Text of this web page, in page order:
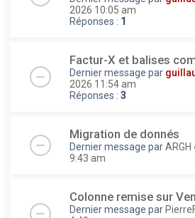
2026 10:05 am
Réponses : 1
Factur-X et balises
Dernier message par
2026 11:54 am
Réponses : 3
Migration de donnés
Dernier message parARGH
9:43 am
Colonne remise sur
Dernier message par